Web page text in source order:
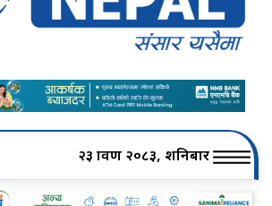
२३ श्रावण २०८३, शनिबार